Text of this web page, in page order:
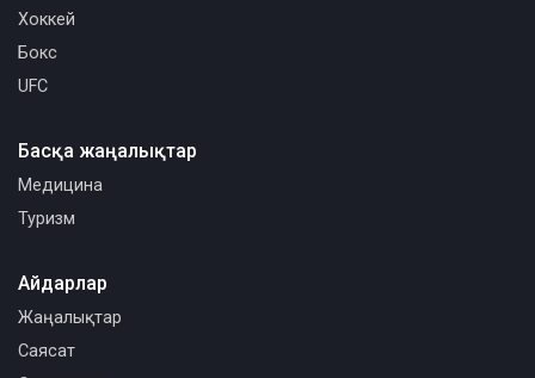
Хоккей
Бокс
UFC
Басқа жаңалықтар
Медицина
Туризм
Айдарлар
Жаңалықтар
Саясат